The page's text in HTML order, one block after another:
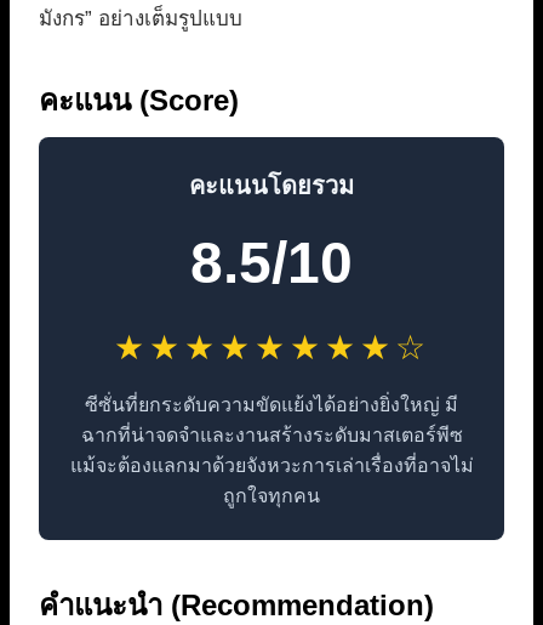
มังกร” อย่างเต็มรูปแบบ
คะแนน (Score)
คะแนนโดยรวม
8.5/10
★★★★★★★★☆
ซีซั่นที่ยกระดับความขัดแย้งได้อย่างยิ่งใหญ่ มี
ฉากที่น่าจดจำและงานสร้างระดับมาสเตอร์พีซ
แม้จะต้องแลกมาด้วยจังหวะการเล่าเรื่องที่อาจไม่
ถูกใจทุกคน
คำแนะนำ (Recommendation)